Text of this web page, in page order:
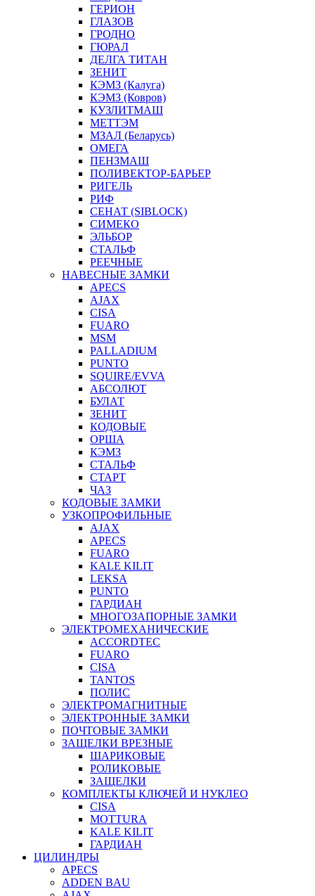
ГЕРИОН
ГЛАЗОВ
ГРОДНО
ГЮРАЛ
ДЕЛГА ТИТАН
ЗЕНИТ
КЭМЗ (Калуга)
КЭМЗ (Ковров)
КУЗЛИТМАШ
МЕТТЭМ
МЗАЛ (Беларусь)
ОМЕГА
ПЕНЗМАШ
ПОЛИВЕКТОР-БАРЬЕР
РИГЕЛЬ
РИФ
СЕНАТ (SIBLOCK)
СИМЕКО
ЭЛЬБОР
СТАЛЬФ
РЕЕЧНЫЕ
НАВЕСНЫЕ ЗАМКИ
APECS
AJAX
CISA
FUARO
MSM
PALLADIUM
PUNTO
SQUIRE/EVVA
АБСОЛЮТ
БУЛАТ
ЗЕНИТ
КОДОВЫЕ
ОРША
КЭМЗ
СТАЛЬФ
СТАРТ
ЧАЗ
КОДОВЫЕ ЗАМКИ
УЗКОПРОФИЛЬНЫЕ
AJAX
APECS
FUARO
KALE KILIT
LEKSA
PUNTO
ГАРДИАН
МНОГОЗАПОРНЫЕ ЗАМКИ
ЭЛЕКТРОМЕХАНИЧЕСКИЕ
ACCORDTEC
FUARO
CISA
TANTOS
ПОЛИС
ЭЛЕКТРОМАГНИТНЫЕ
ЭЛЕКТРОННЫЕ ЗАМКИ
ПОЧТОВЫЕ ЗАМКИ
ЗАЩЕЛКИ ВРЕЗНЫЕ
ШАРИКОВЫЕ
РОЛИКОВЫЕ
ЗАЩЕЛКИ
КОМПЛЕКТЫ КЛЮЧЕЙ И НУКЛЕО
CISA
MOTTURA
KALE KILIT
ГАРДИАН
ЦИЛИНДРЫ
APECS
ADDEN BAU